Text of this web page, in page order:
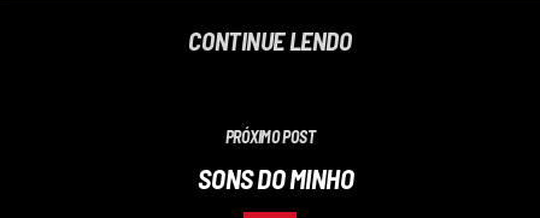
CONTINUE LENDO
PRÓXIMO POST
SONS DO MINHO